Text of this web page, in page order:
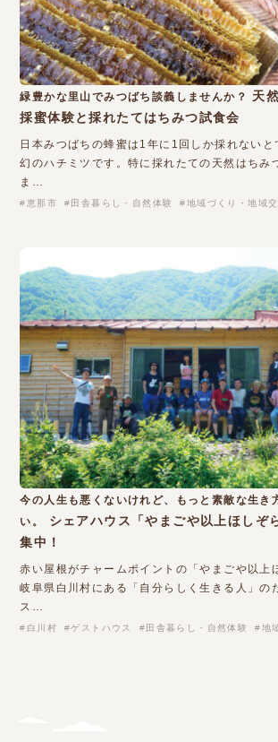
緑豊かな里山でみつばち談義しませんか？
天
採蜜体験と採れたてはちみつ試食会
日本みつばちの蜂蜜は1年に1回しか採れないと
幻のハチミツです。特に採れたての天然はちみ
ま…
恵那市 田舎暮らし・自然体験 地域づくり・地域交
今の人生も悪くないけれど、もっと素敵な生き
い。
シェアハウス「やまごや以上ほしぞ
集中！
赤い屋根がチャームポイントの「やまごや以上
岐阜県白川村にある「自分らしく生きる人」の
ス…
白川村 ゲストハウス 田舎暮らし・自然体験 地